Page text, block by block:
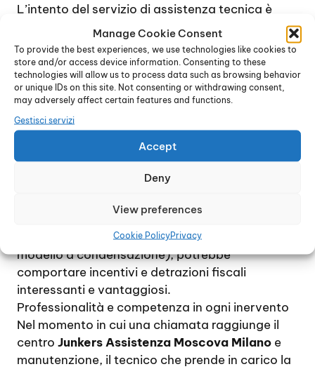
Manage Cookie Consent
To provide the best experiences, we use technologies like cookies to
store and/or access device information. Consenting to these
technologies will allow us to process data such as browsing behavior
or unique IDs on this site. Not consenting or withdrawing consent,
may adversely affect certain features and functions.
Gestisci servizi
Accept
Deny
View preferences
Cookie PolicyPrivacy
L’intento del servizio di assistenza tecnica è
quello di risolvere qualsiasi problema nel più
breve tempo possibile, con la massima
precisione e la minima spesa per l’assistito.
Solo quando effettivamente necessario, ad
esempio nel caso di modelli molto vecchi per i
quali è difficile, o troppo costoso, reperire i pezzi
di ricambio, il tecnico che interviene per la
riparazione potrebbe consigliare la sostituzione
e l’installazione di una nuova caldaia, più
moderna e performante.
A tale riguardo, è bene considerare che spesso
la sostituzione di un vecchio dispositivo con una
caldaia di ultima generazione (ad esempio, un
modello a condensazione), potrebbe
comportare incentivi e detrazioni fiscali
interessanti e vantaggiosi.
Professionalità e competenza in ogni inervento
Nel momento in cui una chiamata raggiunge il
centro Junkers Assistenza Moscova Milano e
manutenzione, il tecnico che prende in carico la